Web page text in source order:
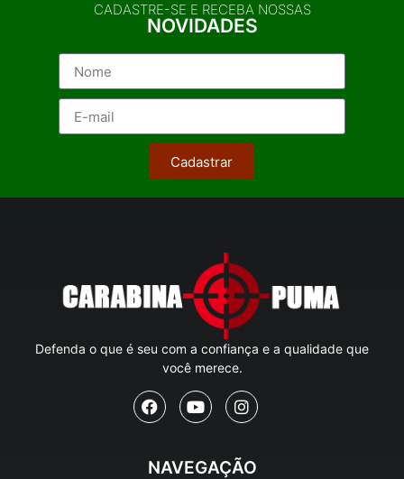
CADASTRE-SE E RECEBA NOSSAS
NOVIDADES
Cadastrar
Defenda o que é seu com a confiança e a qualidade que
você merece.
NAVEGAÇÃO